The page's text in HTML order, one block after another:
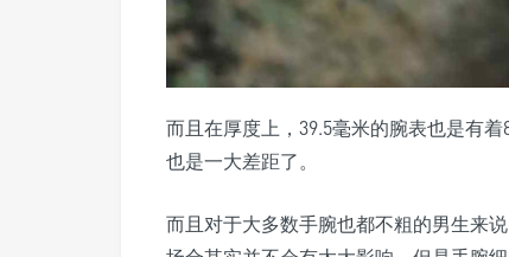
而且在厚度上，39.5毫米的腕表也是有
也是一大差距了。
而且对于大多数手腕也都不粗的男生来